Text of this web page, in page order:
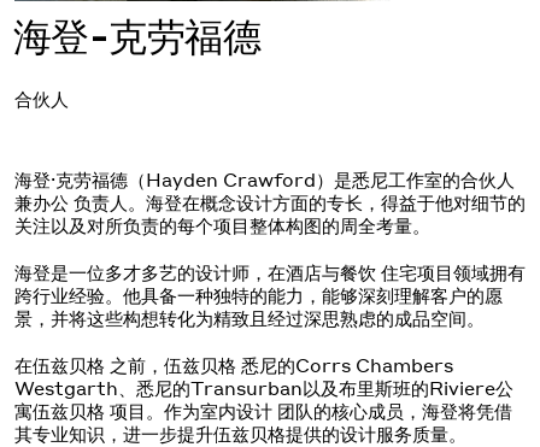
海登-克劳福德
合伙人
海登·克劳福德（Hayden Crawford）是悉尼工作室的合伙人
兼办公 负责人。海登在概念设计方面的专长，得益于他对细节的
关注以及对所负责的每个项目整体构图的周全考量。
海登是一位多才多艺的设计师，在酒店与餐饮 住宅项目领域拥有
跨行业经验。他具备一种独特的能力，能够深刻理解客户的愿
景，并将这些构想转化为精致且经过深思熟虑的成品空间。
在伍兹贝格 之前，伍兹贝格 悉尼的Corrs Chambers
Westgarth、悉尼的Transurban以及布里斯班的Riviere公
寓伍兹贝格 项目。作为室内设计 团队的核心成员，海登将凭借
其专业知识，进一步提升伍兹贝格提供的设计服务质量。